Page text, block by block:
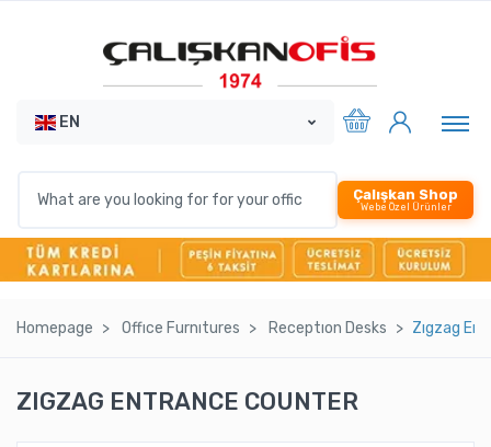
EN
Çalışkan Shop
Webe Özel Ürünler
Homepage Offıce Furnıtures Receptıon Desks Zıgzag
ZIGZAG ENTRANCE COUNTER